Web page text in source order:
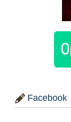
Facebook